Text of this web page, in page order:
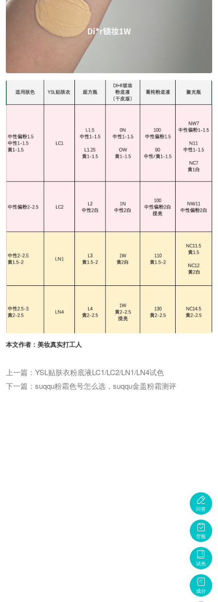
本文作者：美妆真实打工人
上一篇：YSL贴肤衣粉底液LC1/LC2/LN1/LN4试色
下一篇：suqqu粉霜色号怎么选，suqqu金盖粉霜测评

问答

空瓶

试色

成分